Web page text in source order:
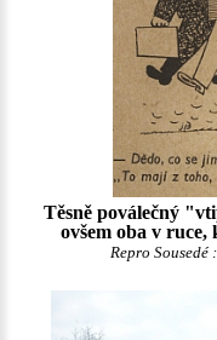
Těsně poválečný
ovšem oba v
Repro Sousedé